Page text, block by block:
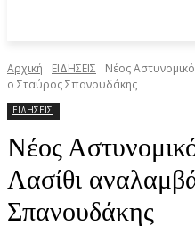
Αρχική ΕΙΔΗΣΕΙΣ
Νέος
ο Σταύρος Σπανουδάκης
ΕΙΔΗΣΕΙΣ
Νέος
Λασίθι
Σπανουδάκης